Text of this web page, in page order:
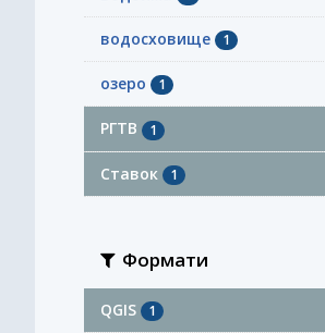
водосховище 1
озеро 1
РГТВ 1
Ставок 1
Формати
QGIS 1